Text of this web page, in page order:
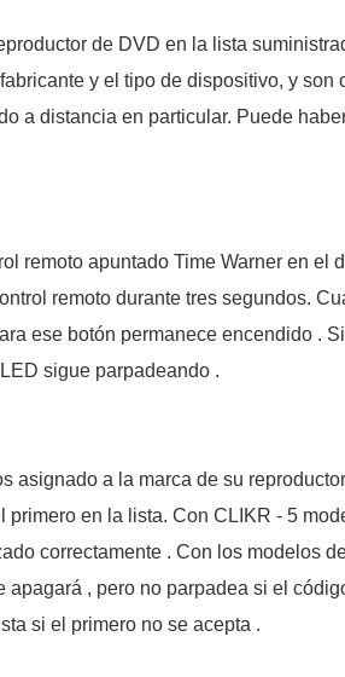
de DVD en la lista
y el tipo de dispositivo, y son
a distancia en particular. Puede
remoto apuntado Time Warner en el
remoto durante tres segundos.
ese botón permanece encendido .
sigue parpadeando .
asignado a la marca de su
en la lista. Con CLIKR - 5
correctamente . Con los modelos
apagará , pero no parpadea si el
si el primero no se acepta .